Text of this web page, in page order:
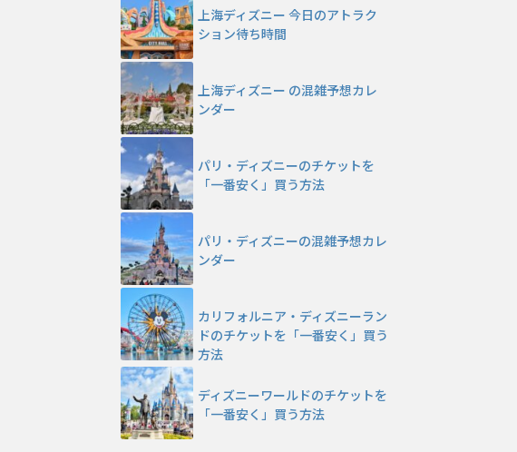
上海ディズニー 今日のアトラク
ション待ち時間
上海ディズニー の混雑予想カレ
ンダー
パリ・ディズニーのチケットを
「一番安く」買う方法
パリ・ディズニーの混雑予想カレ
ンダー
カリフォルニア・ディズニーラン
ドのチケットを「一番安く」買う
方法
ディズニーワールドのチケットを
「一番安く」買う方法